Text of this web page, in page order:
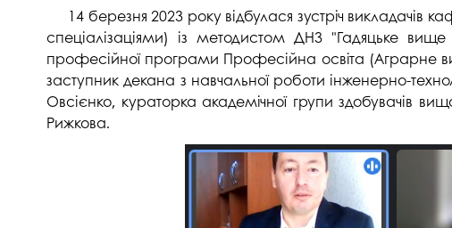
14 березня 2023 року відбулася зустріч викладачів
спеціалізаціями) із методистом ДНЗ "Гадяцьке
професійної програми Професійна освіта (Аграрне
заступник декана з навчальної роботи інженерно-
Овсієнко, кураторка академічної групи здобувачів
Рижкова.